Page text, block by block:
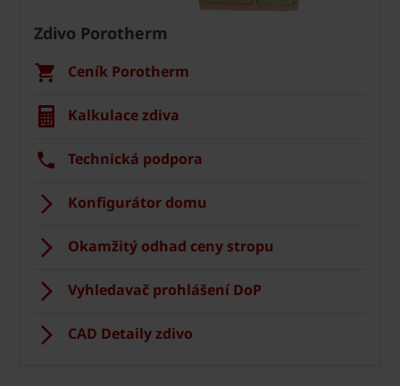
Zdivo Porotherm
Ceník Porotherm
Kalkulace zdiva
Technická podpora
Konfigurátor domu
Okamžitý odhad ceny stropu
Vyhledavač prohlášení DoP
CAD Detaily zdivo